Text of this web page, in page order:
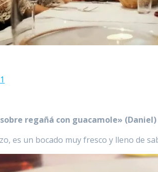
regañá con guacamole» (Daniel)
es un bocado muy fresco y lleno de